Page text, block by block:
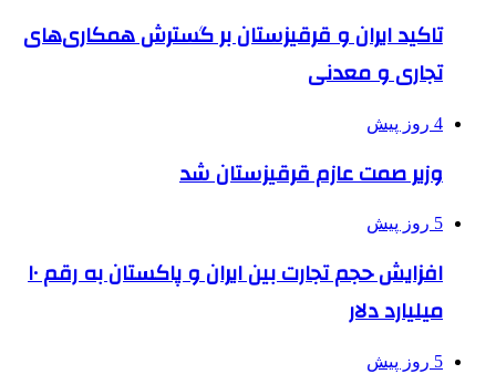
تاکید ایران و قرقیزستان بر گسترش همکاری‌های
تجاری و معدنی
4 روز پیش
وزیر صمت عازم قرقیزستان شد
5 روز پیش
افزایش حجم تجارت بین ایران و پاکستان به رقم ۱۰
میلیارد دلار
5 روز پیش